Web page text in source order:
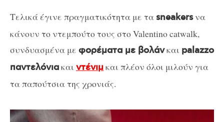
Τελικά έγινε πραγματικότητα με ταsneakersνα
κάνουν το ντεμπούτο τους στο Valentino catwalk,
συνδυασμένα με φορέματα με βολάνκαι palazzo
παντελόνιακαι ντένιμκαι πλέον όλοι μιλούν για
τα παπούτσια της χρονιάς.